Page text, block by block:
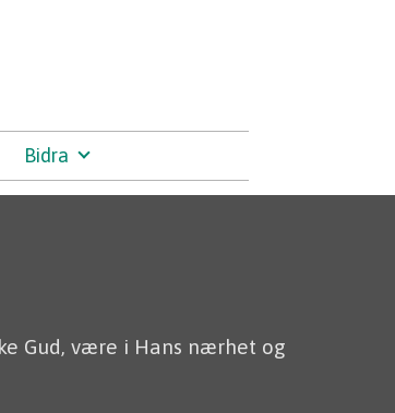
Bidra
Gud, være i Hans nærhet og